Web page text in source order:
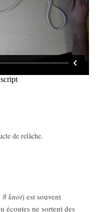
de relâche.
8 knot) est souvent
écoutes ne sortent des